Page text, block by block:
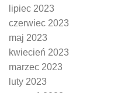
lipiec 2023
czerwiec 2023
maj 2023
kwiecień 2023
marzec 2023
luty 2023